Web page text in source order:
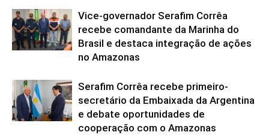
Vice-governador Serafim Corrêa
recebe comandante da Marinha do
Brasil e destaca integração de ações
no Amazonas
Serafim Corrêa recebe primeiro-
secretário da Embaixada da Argentina
e debate oportunidades de
cooperação com o Amazonas